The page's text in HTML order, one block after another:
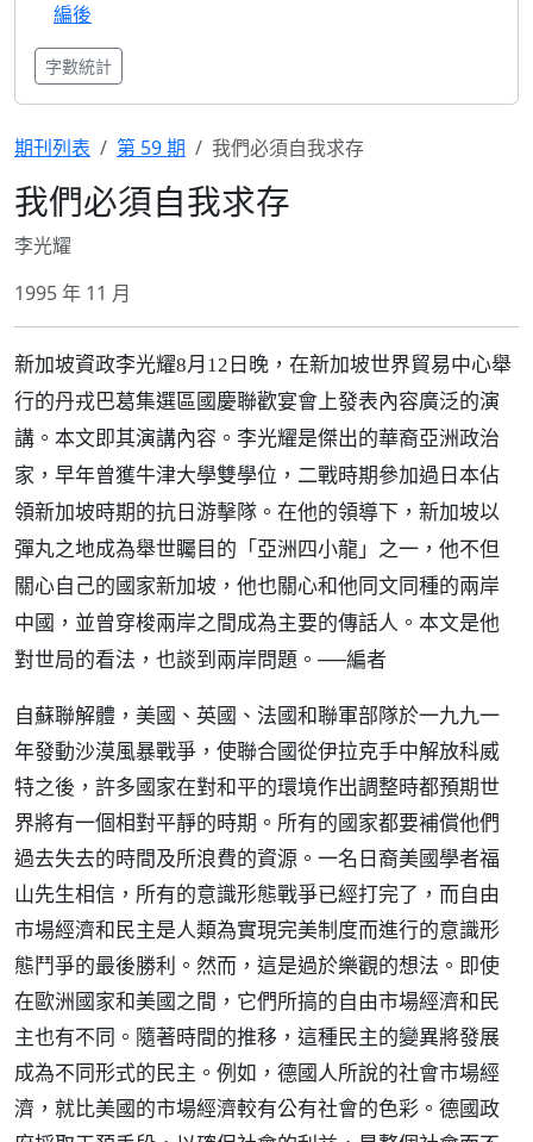
編後
字數統計
期刊列表 第 59 期 我們必須自我求存
我們必須自我求存
李光耀
1995 年 11 月
新加坡資政李光耀8月12日晚，在新加坡世界貿易中心舉
行的丹戎巴葛集選區國慶聯歡宴會上發表內容廣泛的演
講。本文即其演講內容。李光耀是傑出的華裔亞洲政治
家，早年曾獲牛津大學雙學位，二戰時期參加過日本佔
領新加坡時期的抗日游擊隊。在他的領導下，新加坡以
彈丸之地成為舉世矚目的「亞洲四小龍」之一，他不但
關心自己的國家新加坡，他也關心和他同文同種的兩岸
中國，並曾穿梭兩岸之間成為主要的傳話人。本文是他
對世局的看法，也談到兩岸問題。──編者
自蘇聯解體，美國、英國、法國和聯軍部隊於一九九一
年發動沙漠風暴戰爭，使聯合國從伊拉克手中解放科威
特之後，許多國家在對和平的環境作出調整時都預期世
界將有一個相對平靜的時期。所有的國家都要補償他們
過去失去的時間及所浪費的資源。一名日裔美國學者福
山先生相信，所有的意識形態戰爭已經打完了，而自由
市場經濟和民主是人類為實現完美制度而進行的意識形
態鬥爭的最後勝利。然而，這是過於樂觀的想法。即使
在歐洲國家和美國之間，它們所搞的自由市場經濟和民
主也有不同。隨著時間的推移，這種民主的變異將發展
成為不同形式的民主。例如，德國人所說的社會市場經
濟，就比美國的市場經濟較有公有社會的色彩。德國政